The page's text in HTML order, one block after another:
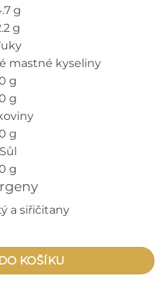
g
g
mastné kyseliny
g
g
g
Sůl
g
a siřičitany
KOŠÍKU